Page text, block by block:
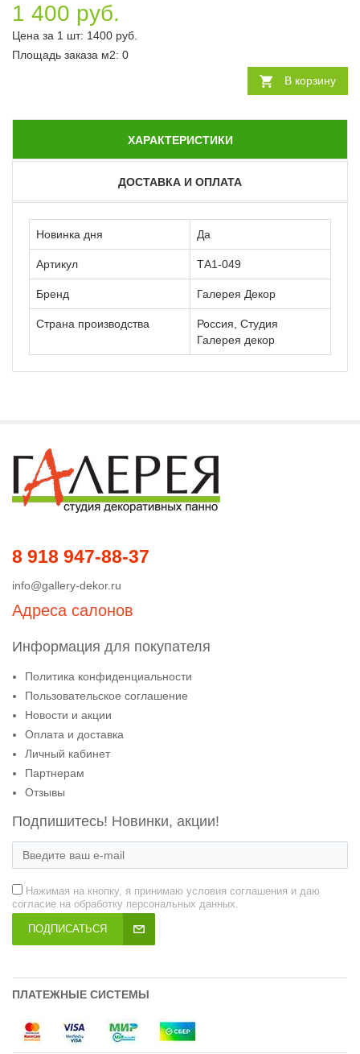
1 400 руб.
Цена за 1 шт: 1400 руб.
Площадь заказа м2: 0
В корзину
ХАРАКТЕРИСТИКИ
ДОСТАВКА И ОПЛАТА
Новинка дня Да
Артикул ТА1-049
Бренд Галерея Декор
Страна производства
Россия, Студия
Галерея декор
8 918 947-88-37
info@gallery-dekor.ru
Адреса салонов
Информация для покупателя
Политика конфиденциальности
Пользовательское соглашение
Новости и акции
Оплата и доставка
Личный кабинет
Партнерам
Отзывы
Подпишитесь! Новинки, акции!
Нажимая на кнопку, я принимаю условия соглашения и даю
согласие на обработку персональных данных.
ПОДПИСАТЬСЯ
ПЛАТЕЖНЫЕ СИСТЕМЫ